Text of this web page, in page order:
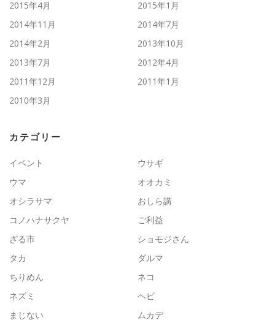
2015年4月
2015年1月
2014年11月
2014年7月
2014年2月
2013年10月
2013年7月
2012年4月
2011年12月
2011年1月
2010年3月
カテゴリー
イベント
ウサギ
ウマ
オオカミ
オシラサマ
おしら講
コノハナサクヤ
ご利益
ざる市
ショモジさん
タカ
ダルマ
ちりめん
ネコ
ネズミ
ヘビ
まじない
ムカデ